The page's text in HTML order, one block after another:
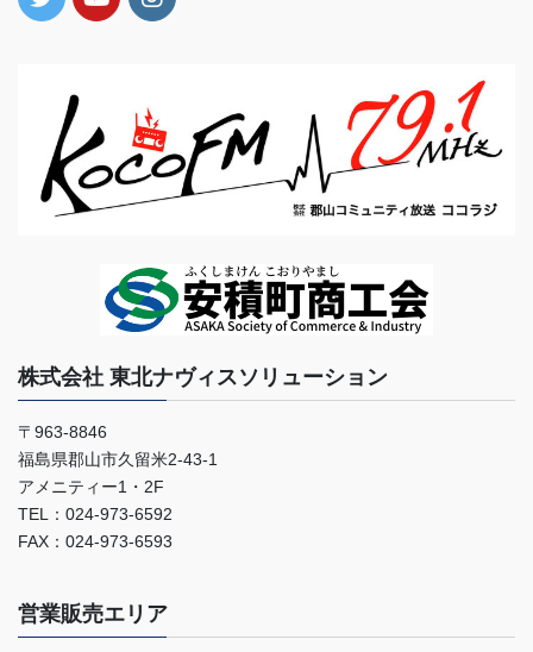
株式会社 東北ナヴィスソリューション
〒963-8846
福島県郡山市久留米2-43-1
アメニティー1・2F
TEL：024-973-6592
FAX：024-973-6593
営業販売エリア